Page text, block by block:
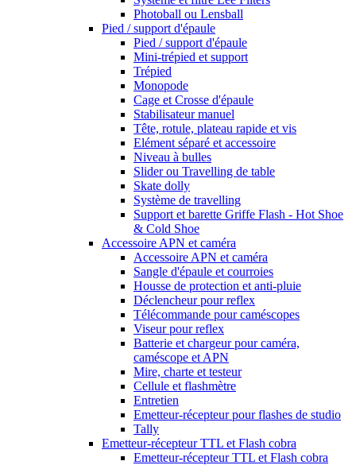
Photoball ou Lensball
Pied / support d'épaule
Pied / support d'épaule
Mini-trépied et support
Trépied
Monopode
Cage et Crosse d'épaule
Stabilisateur manuel
Tête, rotule, plateau rapide et vis
Elément séparé et accessoire
Niveau à bulles
Slider ou Travelling de table
Skate dolly
Système de travelling
Support et barette Griffe Flash - Hot Shoe
& Cold Shoe
Accessoire APN et caméra
Accessoire APN et caméra
Sangle d'épaule et courroies
Housse de protection et anti-pluie
Déclencheur pour reflex
Télécommande pour caméscopes
Viseur pour reflex
Batterie et chargeur pour caméra,
caméscope et APN
Mire, charte et testeur
Cellule et flashmètre
Entretien
Emetteur-récepteur pour flashes de studio
Tally
Emetteur-récepteur TTL et Flash cobra
Emetteur-récepteur TTL et Flash cobra